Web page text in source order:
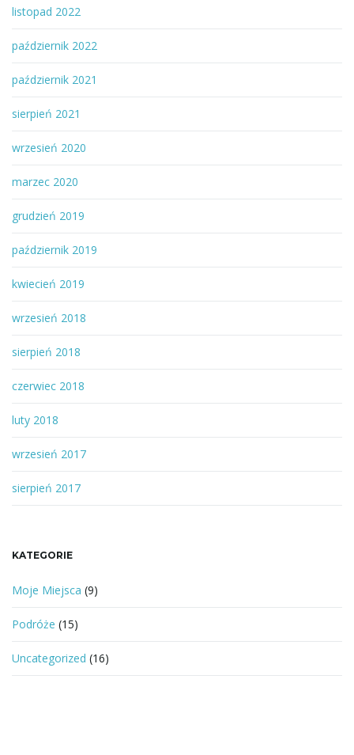
listopad 2022
październik 2022
październik 2021
sierpień 2021
wrzesień 2020
marzec 2020
grudzień 2019
październik 2019
kwiecień 2019
wrzesień 2018
sierpień 2018
czerwiec 2018
luty 2018
wrzesień 2017
sierpień 2017
KATEGORIE
Moje Miejsca (9)
Podróże (15)
Uncategorized (16)